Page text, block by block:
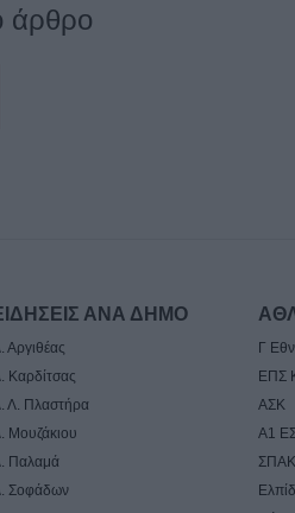
άρθρο
ΑΝΑ ΔΗΜΟ
Αργιθέας
Καρδίτσας
Λ. Πλαστήρα
Μουζάκιου
Παλαμά
Σοφάδων
Γ
ΕΠΣ
ΑΣΚ
Α1
ΣΠΑΚ